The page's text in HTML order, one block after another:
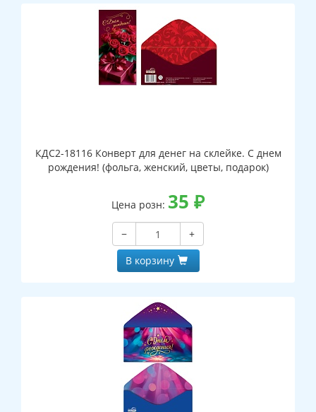
КДС2-18116 Конверт для денег на склейке. С днем
рождения! (фольга, женский, цветы, подарок)
Цена розн: 35 ₽
−
+
В корзину